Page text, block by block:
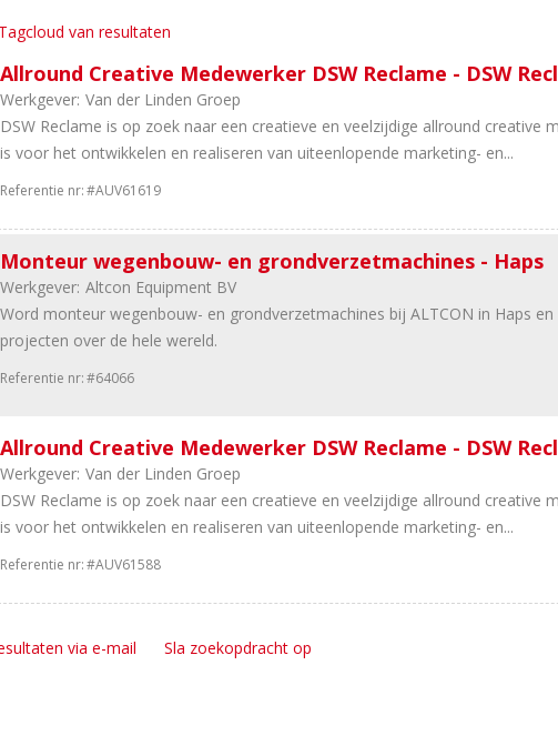
van resultaten
Allround Creative Medewerker DSW Reclame - DSW
Werkgever: Van der Linden Groep
DSW Reclame is op zoek naar een creatieve en veelzijdige allround creative
is voor het ontwikkelen en realiseren van uiteenlopende marketing- en...
Referentie nr:#AUV61619
Monteur wegenbouw- en grondverzetmachines - Haps
Werkgever: Altcon Equipment BV
Word monteur wegenbouw- en grondverzetmachines bij ALTCON in Haps
projecten over de hele wereld.
Referentie nr:#64066
Allround Creative Medewerker DSW Reclame - DSW
Werkgever: Van der Linden Groep
DSW Reclame is op zoek naar een creatieve en veelzijdige allround creative
is voor het ontwikkelen en realiseren van uiteenlopende marketing- en...
Referentie nr:#AUV61588
via e-mail Sla zoekopdracht op